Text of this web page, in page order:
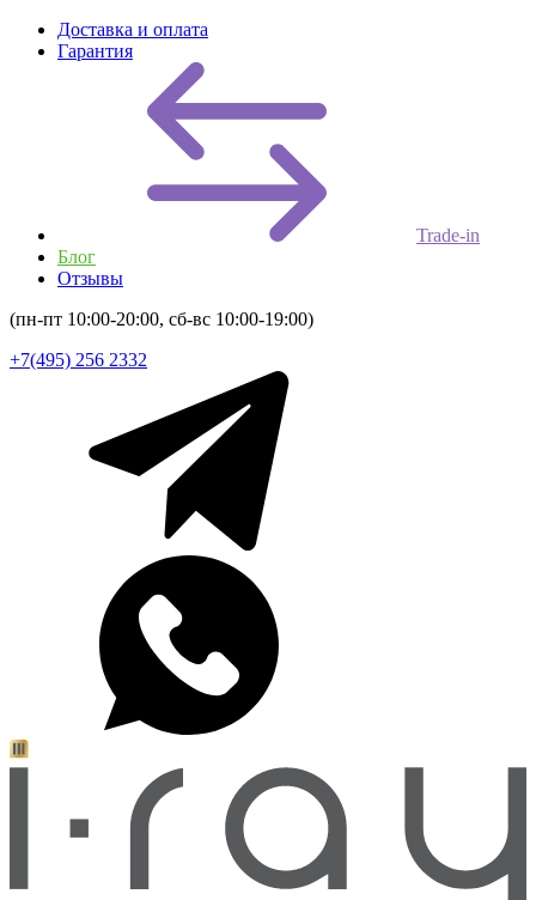
Доставка и оплата
Гарантия
Trade-in
Блог
Отзывы
(пн-пт 10:00-20:00, сб-вс 10:00-19:00)
+7(495) 256 2332